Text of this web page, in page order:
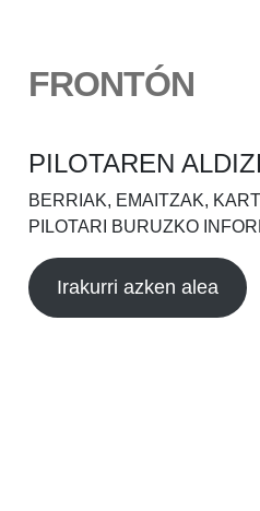
FRONTÓN
PILOTAREN
BERRIAK, EMAITZAK,
PILOTARI BURUZKO
Irakurri azken alea